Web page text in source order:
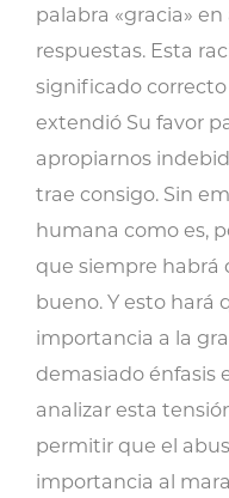
palabra «gracia»
respuestas. Esta
significado correcto
extendió Su favor
apropiarnos
trae consigo. Sin
humana como es,
que siempre habrá
bueno. Y esto hará
importancia a la
demasiado énfasis
analizar esta
permitir que el
importancia al